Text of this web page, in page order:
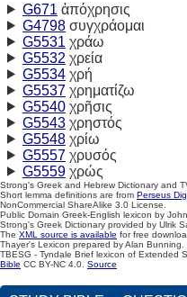
G671 ἀπόχρησις
G4798συγχράομαι
G5531 χράω
G5532 χρεία
G5534χρή
G5537χρηματίζω
G5540χρῆσις
G5543χρηστός
G5548χρίω
G5557χρυσός
G5559χρώς
Strong's Greek and Hebrew Dictionary and
Short lemma definitions are from Perseus
NonCommercial ShareAlike 3.0 License.
Public Domain Greek-English lexicon by
Strong's Greek Dictionary provided by Ulrik
The XML source is available for free
Thayer's Lexicon prepared by Alan Bunning.
TBESG - Tyndale Brief lexicon of Extended
Bible CC BY-NC 4.0. Source